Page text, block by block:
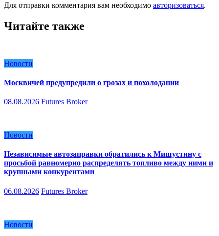
Для отправки комментария вам необходимо авторизоваться.
Читайте также
Новости
Москвичей предупредили о грозах и похолодании
08.08.2026 Futures Broker
Новости
Независимые автозаправки обратились к Мишустину с
просьбой равномерно распределять топливо между ними и
крупными конкурентами
06.08.2026 Futures Broker
Новости